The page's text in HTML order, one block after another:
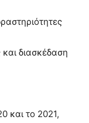
και διασκέδαση
και το 2021,